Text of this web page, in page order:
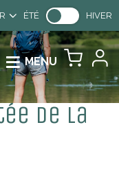
ÉTÉ HIVER
MENU
de la